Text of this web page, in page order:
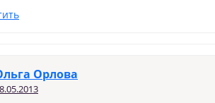
Орлова